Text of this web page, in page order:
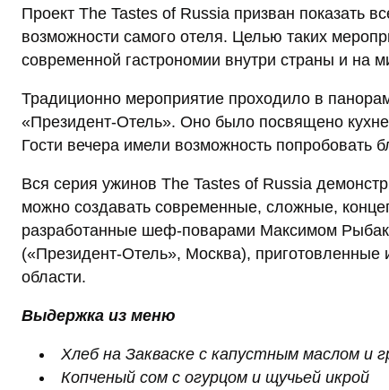
Проект The Tastes of Russia призван показать
возможности самого отеля. Целью таких
современной гастрономии внутри страны и на
Традиционно мероприятие проходило в
«Президент-Отель». Оно было посвящено
Гости вечера имели возможность попробовать
Вся серия ужинов The Tastes of Russia
можно создавать современные, сложные,
разработанные шеф-поварами Максимом
(«Президент-Отель», Москва), приготовленные
области.
Выдержка из меню
Хлеб на Закваске с капустным маслом и
Копченый сом с огурцом и щучьей икрой